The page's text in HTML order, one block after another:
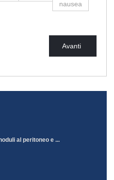
nausea
Avanti
al peritoneo e ...